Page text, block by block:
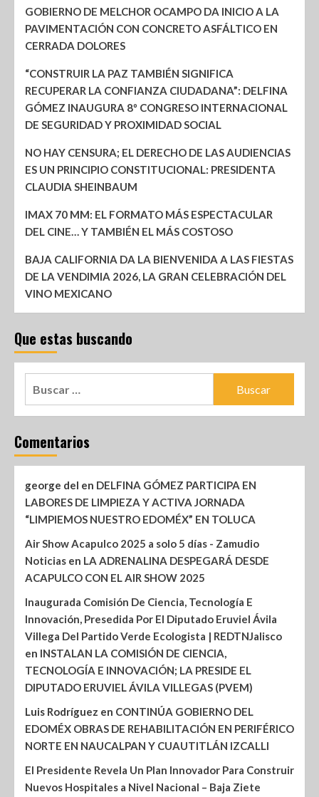
GOBIERNO DE MELCHOR OCAMPO DA INICIO A LA
PAVIMENTACIÓN CON CONCRETO ASFÁLTICO EN
CERRADA DOLORES
“CONSTRUIR LA PAZ TAMBIÉN SIGNIFICA
RECUPERAR LA CONFIANZA CIUDADANA”: DELFINA
GÓMEZ INAUGURA 8º CONGRESO INTERNACIONAL
DE SEGURIDAD Y PROXIMIDAD SOCIAL
NO HAY CENSURA; EL DERECHO DE LAS AUDIENCIAS
ES UN PRINCIPIO CONSTITUCIONAL: PRESIDENTA
CLAUDIA SHEINBAUM
IMAX 70 MM: EL FORMATO MÁS ESPECTACULAR
DEL CINE… Y TAMBIÉN EL MÁS COSTOSO
BAJA CALIFORNIA DA LA BIENVENIDA A LAS FIESTAS
DE LA VENDIMIA 2026, LA GRAN CELEBRACIÓN DEL
VINO MEXICANO
Que estas buscando
Comentarios
george del en DELFINA GÓMEZ PARTICIPA EN
LABORES DE LIMPIEZA Y ACTIVA JORNADA
“LIMPIEMOS NUESTRO EDOMÉX” EN TOLUCA
Air Show Acapulco 2025 a solo 5 días - Zamudio
Noticias en LA ADRENALINA DESPEGARÁ DESDE
ACAPULCO CON EL AIR SHOW 2025
Inaugurada Comisión De Ciencia, Tecnología E
Innovación, Presedida Por El Diputado Eruviel Ávila
Villega Del Partido Verde Ecologista | REDTNJalisco
en INSTALAN LA COMISIÓN DE CIENCIA,
TECNOLOGÍA E INNOVACIÓN; LA PRESIDE EL
DIPUTADO ERUVIEL ÁVILA VILLEGAS (PVEM)
Luis Rodríguez en CONTINÚA GOBIERNO DEL
EDOMÉX OBRAS DE REHABILITACIÓN EN PERIFÉRICO
NORTE EN NAUCALPAN Y CUAUTITLÁN IZCALLI
El Presidente Revela Un Plan Innovador Para Construir
Nuevos Hospitales a Nivel Nacional – Baja Ziete